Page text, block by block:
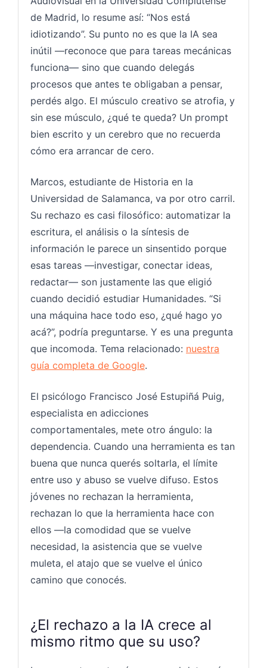
de Madrid, lo resume así: “Nos está
idiotizando”. Su punto no es que la IA sea
inútil —reconoce que para tareas mecánicas
funciona— sino que cuando delegás
procesos que antes te obligaban a pensar,
perdés algo. El músculo creativo se atrofia, y
sin ese músculo, ¿qué te queda? Un prompt
bien escrito y un cerebro que no recuerda
cómo era arrancar de cero.
Marcos, estudiante de Historia en la
Universidad de Salamanca, va por otro carril.
Su rechazo es casi filosófico: automatizar la
escritura, el análisis o la síntesis de
información le parece un sinsentido porque
esas tareas —investigar, conectar ideas,
redactar— son justamente las que eligió
cuando decidió estudiar Humanidades. “Si
una máquina hace todo eso, ¿qué hago yo
acá?”, podría preguntarse. Y es una pregunta
que incomoda. Tema relacionado: nuestra
guía completa de Google.
El psicólogo Francisco José Estupiñá Puig,
especialista en adicciones
comportamentales, mete otro ángulo: la
dependencia. Cuando una herramienta es tan
buena que nunca querés soltarla, el límite
entre uso y abuso se vuelve difuso. Estos
jóvenes no rechazan la herramienta,
rechazan lo que la herramienta hace con
ellos —la comodidad que se vuelve
necesidad, la asistencia que se vuelve
muleta, el atajo que se vuelve el único
camino que conocés.
¿El rechazo a la IA crece al
mismo ritmo que su uso?